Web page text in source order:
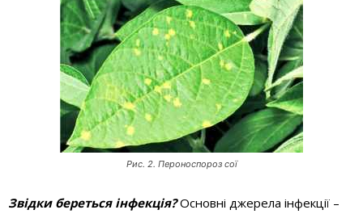
Рис. 2. Пероноспороз сої
Звідки береться інфекція?Основні джерела інфекції –